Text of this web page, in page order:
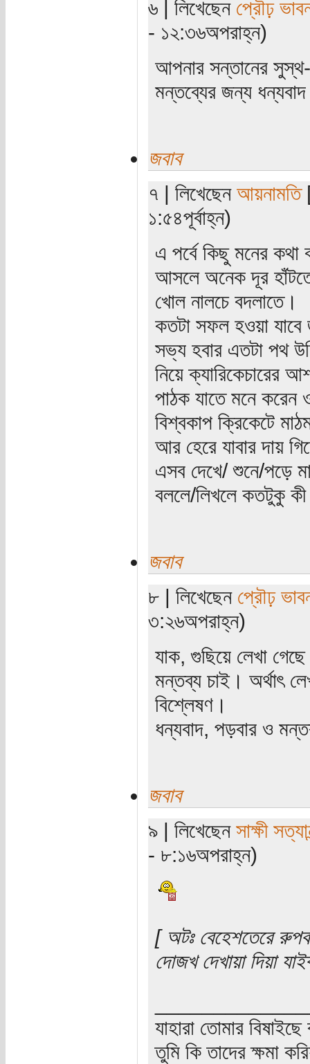
৬ | লিখেছেন প্রৌঢ়
- ১২:৩৬অপরাহ্ন)
আপনার সন্তানের
মন্তব্যের জন্য
জবাব
৭ | লিখেছেন আয়নামতি
১:৫৪পূর্বাহ্ন)
এ পর্বে কিছু মনের
আসলে অনেক দূর হাঁটতে
খোল নালচে বদলাতে।
কতটা সফল হওয়া
সভ্য হবার এতটা পথ
নিয়ে ক্যারিকেচারের
পাঠক যাতে মনে
বিশ্বকাপ ক্রিকেটে
আর হেরে যাবার দায়
এসব দেখে/ শুনে/পড়ে
বললে/লিখলে কতটুকু
জবাব
৮ | লিখেছেন প্রৌঢ়
৩:২৬অপরাহ্ন)
যাক, গুছিয়ে লেখা
মন্তব্য চাই। অর্থাৎ
বিশ্লেষণ।
ধন্যবাদ, পড়বার ও
জবাব
৯ | লিখেছেন সাক্ষী
- ৮:১৬অপরাহ্ন)
[ অটঃ বেহেশতেরে
দোজখ দেখায়া দিয়া
যাহারা তোমার
তুমি কি তাদের ক্ষমা